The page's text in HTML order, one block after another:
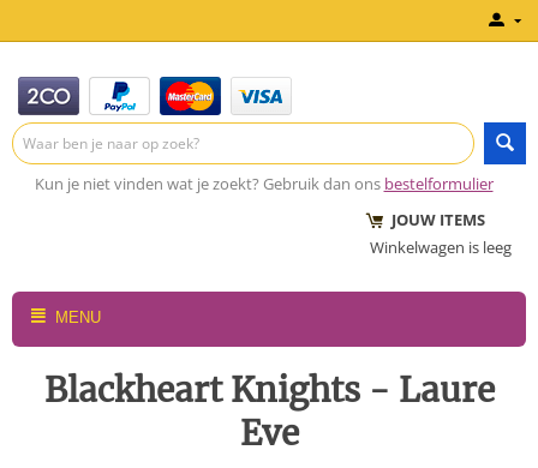
Kun je niet vinden wat je zoekt? Gebruik dan ons bestelformulier
JOUW ITEMS
Winkelwagen is leeg
MENU
Blackheart Knights - Laure
Eve